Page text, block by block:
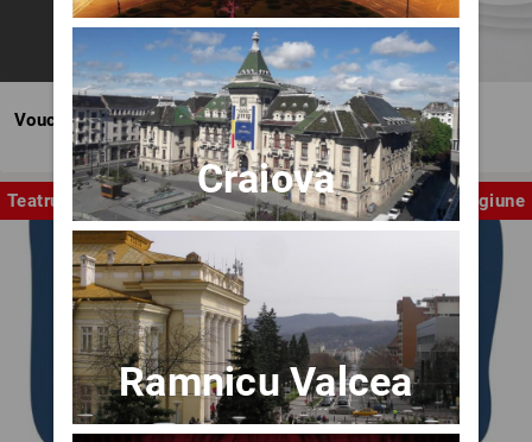
Voucher BILET.ro
Teatrul Mic Stagiune
Craiova
Ramnicu Valcea